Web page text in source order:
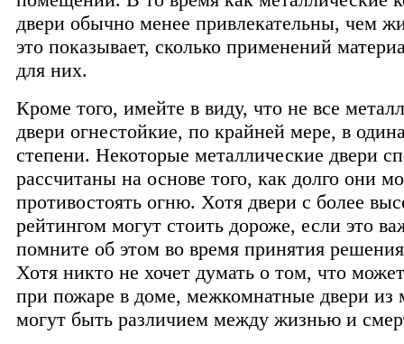
двери обычно менее привлекательны, чем
это показывает, сколько применений
для них.
Кроме того, имейте в виду, что не все
двери огнестойкие, по крайней мере, в
степени. Некоторые металлические двери
рассчитаны на основе того, как долго они
противостоять огню. Хотя двери с более
рейтингом могут стоить дороже, если это
помните об этом во время принятия
Хотя никто не хочет думать о том, что
при пожаре в доме, межкомнатные двери из
могут быть различием между жизнью и